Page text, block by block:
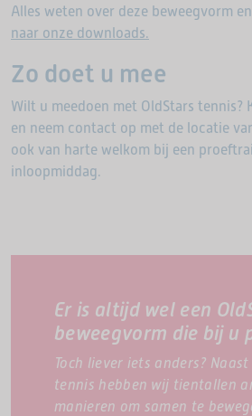
Alles weten over deze beweegvorm
naar onze downloads.
Zo doet u mee
Wilt u meedoen met OldStars tennis?
en neem contact op met de locatie
ook van harte welkom bij een
inloopmiddag.
Er is altijd wel een
beweegvorm die bij u
Toch liever iets anders? Naast
tennis hebben wij tientallen
manieren om samen te